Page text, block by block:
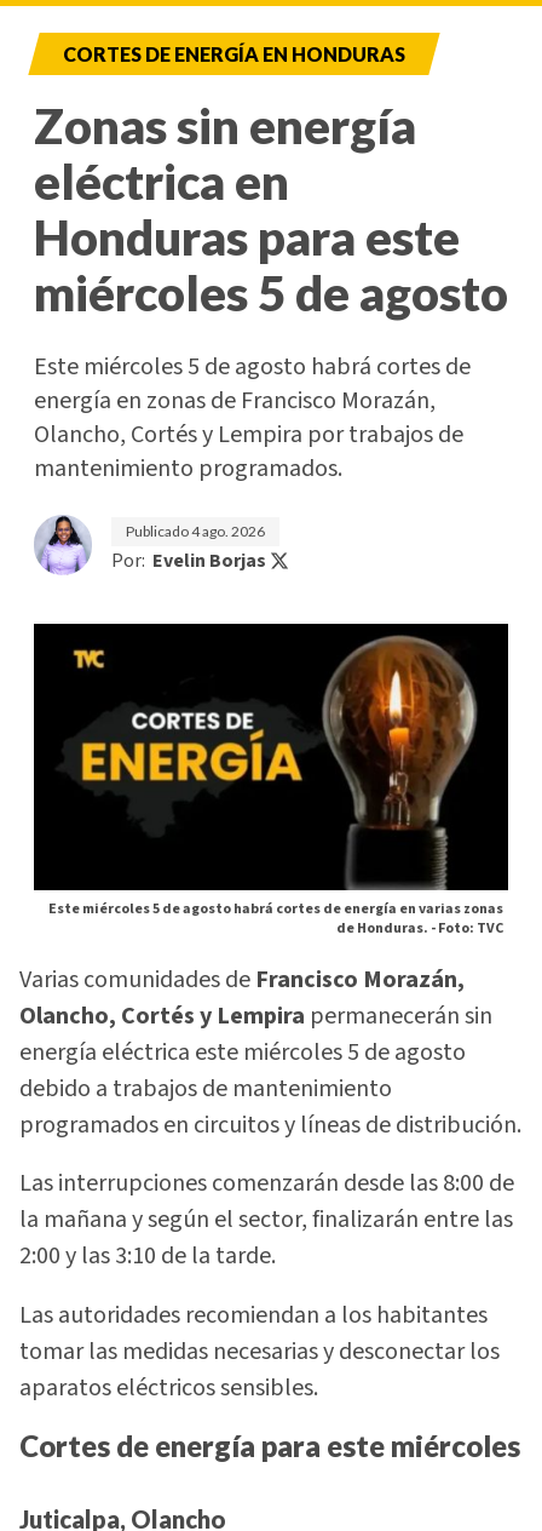
CORTES DE ENERGÍA EN HONDURAS
Zonas sin energía
eléctrica en
Honduras para este
miércoles 5 de agosto
Este miércoles 5 de agosto habrá cortes de
energía en zonas de Francisco Morazán,
Olancho, Cortés y Lempira por trabajos de
mantenimiento programados.
Publicado4 ago. 2026
Por: Evelin Borjas
Este miércoles 5 de agosto habrá cortes de energía en varias zonas
de Honduras. -Foto: TVC
Varias comunidades de Francisco Morazán,
Olancho, Cortés y Lempira permanecerán sin
energía eléctrica este miércoles 5 de agosto
debido a trabajos de mantenimiento
programados en circuitos y líneas de distribución.
Las interrupciones comenzarán desde las 8:00 de
la mañana y según el sector, finalizarán entre las
2:00 y las 3:10 de la tarde.
Las autoridades recomiendan a los habitantes
tomar las medidas necesarias y desconectar los
aparatos eléctricos sensibles.
Cortes de energía para este miércoles
Juticalpa, Olancho